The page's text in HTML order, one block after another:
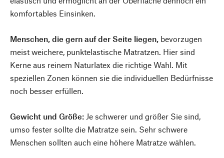
komfortables Einsinken.
Menschen, die gern auf der Seite liegen, bevorzugen
meist weichere, punktelastische Matratzen. Hier sind
Kerne aus reinem Naturlatex die richtige Wahl. Mit
speziellen Zonen können sie die individuellen Bedürfnisse
noch besser erfüllen.
Gewicht und Größe: Je schwerer und größer Sie sind,
umso fester sollte die Matratze sein. Sehr schwere
Menschen sollten auch eine höhere Matratze wählen.